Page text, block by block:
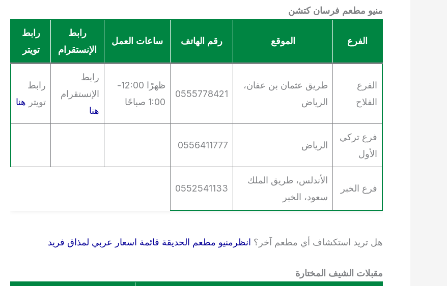
منيو مطعم فرسان كتشن
الفرع الموقع رقم الهاتف ساعات العمل
رابط
الإنستقرام
رابط
تويتر
الفرع
الفلاح
طريق عثمان بن عفان،
الرياض
0555778421
ظهرًا 12:00-
1:00 صباحًا
رابط
الإنستقرام
هنا
رابط
تويتر هنا
فرع تركي
الأول
الرياض 0556411777
فرع الخبر
الأندلس، طريق الملك
سعود، الخبر
0552541133
هل تريد استكشاف أي مطعم آخر؟ انظرمنيو مطعم الحديقة قائمة اسعار عربي لمذاق فريد
مقبلات الشيف المختارة